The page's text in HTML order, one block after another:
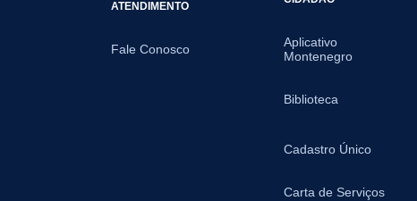
ATENDIMENTO
Fale Conosco
Aplicativo
Montenegro
Biblioteca
Cadastro Único
Carta de Serviços